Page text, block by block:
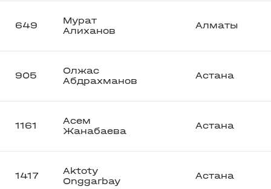
649
Мурат
Алиханов
Алматы
905
Олжас
Абдрахманов
Астана
1161
Асем
Жанабаева
Астана
1417
Aktoty
Onggarbay
Астана